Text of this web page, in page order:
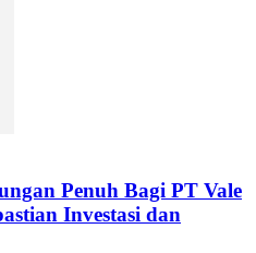
Penuh Bagi PT Vale
Investasi dan